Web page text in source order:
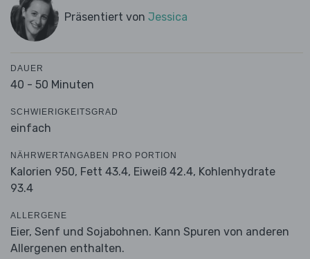
Präsentiert von Jessica
DAUER
40 - 50 Minuten
SCHWIERIGKEITSGRAD
einfach
NÄHRWERTANGABEN PRO PORTION
Kalorien 950, Fett 43.4, Eiweiß 42.4, Kohlenhydrate
93.4
ALLERGENE
Eier, Senf und Sojabohnen. Kann Spuren von anderen
Allergenen enthalten.